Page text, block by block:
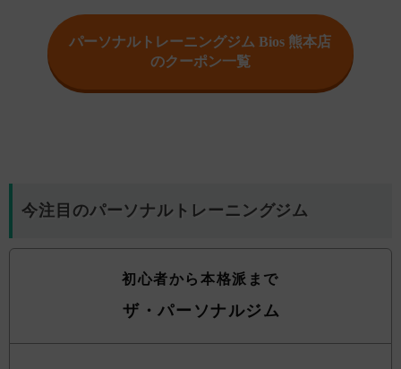
パーソナルトレーニングジム Bios 熊本店
のクーポン一覧
今注目のパーソナルトレーニングジム
初心者から本格派まで
ザ・パーソナルジム